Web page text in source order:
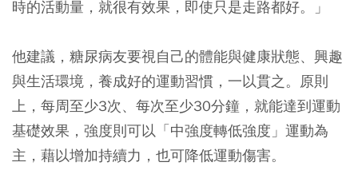
時的活動量，就很有效果，即使只是走路都好。」
他建議，糖尿病友要視自己的體能與健康狀態、興趣
與生活環境，養成好的運動習慣，一以貫之。原則
上，每周至少3次、每次至少30分鐘，就能達到運動
基礎效果，強度則可以「中強度轉低強度」運動為
主，藉以增加持續力，也可降低運動傷害。